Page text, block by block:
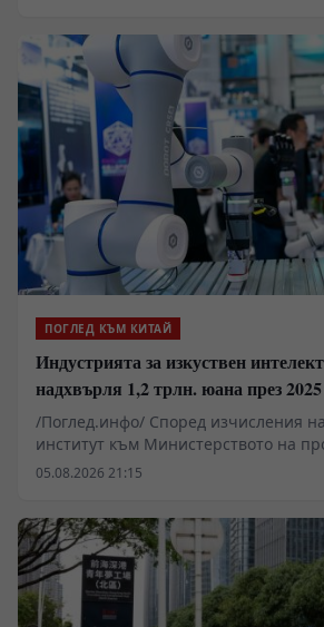
ПОГЛЕД КЪМ КИТАЙ
Индустрията за изкуствен
надхвърля 1,2 трлн. юана през 2025
/Поглед.инфо/ Според изчисления
институт към Министерството на
информационните технологии,
долара) през 2025 г., което
в сравнение със същия период на
година.
05.08.2026 21:15